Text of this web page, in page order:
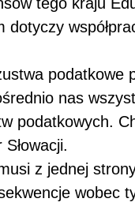
podatkowe
nas
podatkowych.
z jednej
wobec